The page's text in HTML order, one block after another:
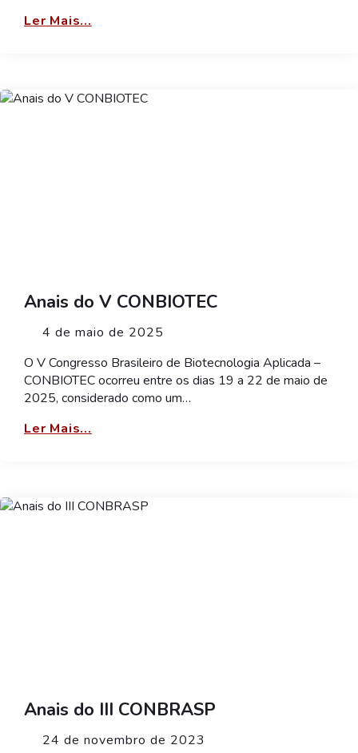
Ler Mais...
Anais do V CONBIOTEC
4 de maio de 2025
O V Congresso Brasileiro de Biotecnologia Aplicada –
CONBIOTEC ocorreu entre os dias 19 a 22 de maio de
2025, considerado como um…
Ler Mais...
Anais do III CONBRASP
24 de novembro de 2023